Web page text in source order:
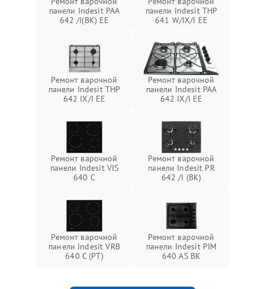
панели Indesit PAA
642 /I(BK) EE
панели Indesit THP
641 W/IX/I EE
Ремонт варочной
панели Indesit THP
642 IX/I EE
Ремонт варочной
панели Indesit PAA
642 IX/I EE
Ремонт варочной
панели Indesit VIS
640 C
Ремонт варочной
панели Indesit PR
642 /I (BK)
Ремонт варочной
панели Indesit VRB
640 C (PT)
Ремонт варочной
панели Indesit PIM
640 AS BK